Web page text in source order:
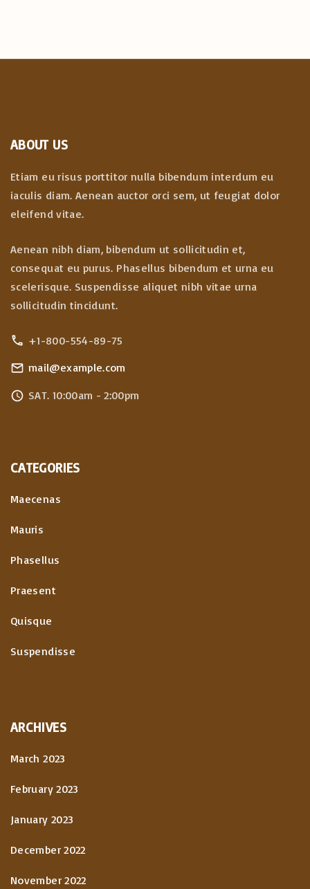
ABOUT US
Etiam eu risus porttitor nulla bibendum interdum eu
iaculis diam. Aenean auctor orci sem, ut feugiat dolor
eleifend vitae.
Aenean nibh diam, bibendum ut sollicitudin et,
consequat eu purus. Phasellus bibendum et urna eu
scelerisque. Suspendisse aliquet nibh vitae urna
sollicitudin tincidunt.
+1-800-554-89-75
mail@example.com
SAT. 10:00am - 2:00pm
CATEGORIES
Maecenas
Mauris
Phasellus
Praesent
Quisque
Suspendisse
ARCHIVES
March 2023
February 2023
January 2023
December 2022
November 2022